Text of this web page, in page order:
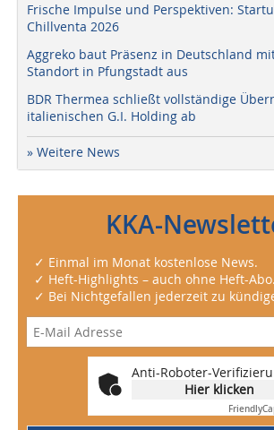
Frische Impulse und Perspektiven:
Chillventa 2026
Aggreko baut Präsenz in Deutschland
Standort in Pfungstadt aus
BDR Thermea schließt vollständige
italienischen G.I. Holding ab
» Weitere News
KKA-
✓ Einmal im Monat kostenlose News.
✓ Heft-Highlights – auch ohne Heft-Abo.
✓ Bei Nichtgefallen jederzeit zu
Anti-Roboter-
Hier klicken
Friendly